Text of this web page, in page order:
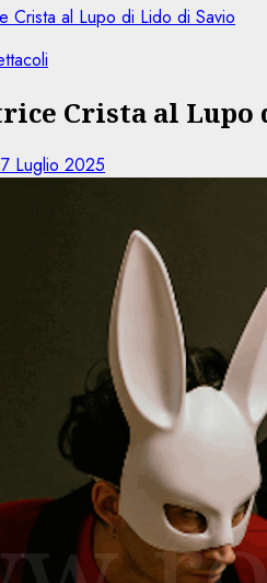
Crista al Lupo di Lido di Savio
Crista al Lupo
Luglio 2025